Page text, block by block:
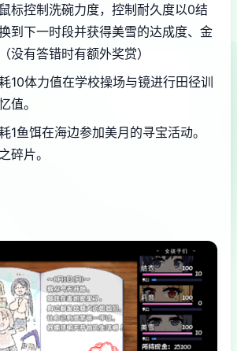
标控制洗碗力度，控制耐久度以0结
到下一时段并获得美雪的达成度、金
没有答错时有额外奖赏）
10体力值在学校操场与镜进行田径训
值。
1鱼饵在海边参加美月的寻宝活动。
碎片。